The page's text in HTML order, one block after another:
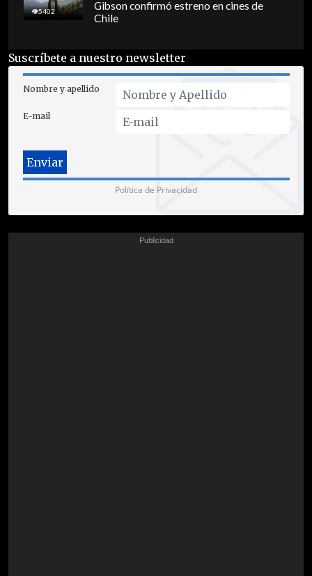
5402
Gibson confirmó estreno en cines de
Chile
Suscríbete a nuestro newsletter
Nombre y apellido
E-mail
Política de Privacidad